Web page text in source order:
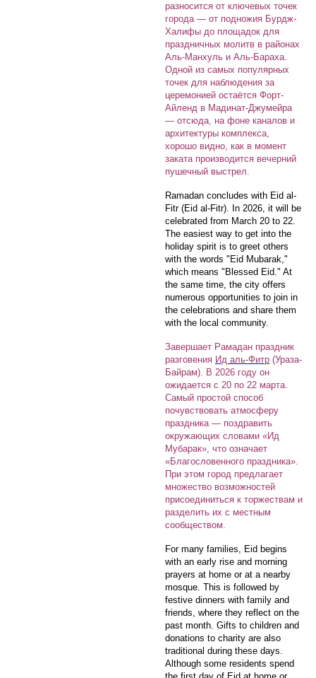
разносится от ключевых точек
города — от подножия Бурдж-
Халифы до площадок для
праздничных молитв в районах
Аль-Манхуль и Аль-Бараха.
Одной из самых популярных
точек для наблюдения за
церемонией остаётся Форт-
Айленд в Мадинат-Джумейра
— отсюда, на фоне каналов и
архитектуры комплекса,
хорошо видно, как в момент
заката производится вечерний
пушечный выстрел.
Ramadan concludes with Eid al-
Fitr (Eid al-Fitr). In 2026, it will be
celebrated from March 20 to 22.
The easiest way to get into the
holiday spirit is to greet others
with the words "Eid Mubarak,"
which means "Blessed Eid." At
the same time, the city offers
numerous opportunities to join in
the celebrations and share them
with the local community.
Завершает Рамадан праздник
разговения Ид аль-Фитр (Ураза-
Байрам). В 2026 году он
ожидается с 20 по 22 марта.
Самый простой способ
почувствовать атмосферу
праздника — поздравить
окружающих словами «Ид
Мубарак», что означает
«Благословенного праздника».
При этом город предлагает
множество возможностей
присоединиться к торжествам и
разделить их с местным
сообществом.
For many families, Eid begins
with an early rise and morning
prayers at home or at a nearby
mosque. This is followed by
festive dinners with family and
friends, where they reflect on the
past month. Gifts to children and
donations to charity are also
traditional during these days.
Although some residents spend